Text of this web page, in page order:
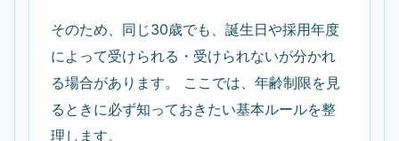
そのため、同じ30歳でも、誕生日や採用年度
によって受けられる・受けられないが分かれ
る場合があります。 ここでは、年齢制限を見
るときに必ず知っておきたい基本ルールを整
理します。